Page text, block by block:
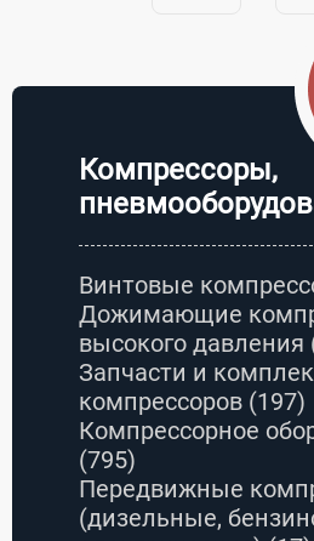
промышленности.
Компрессоры,
Винтовые
Дожимающие
высокого давления
Запчасти и
компрессоров (197)
Компрессорное
(795)
Передвижные
(дизельные,